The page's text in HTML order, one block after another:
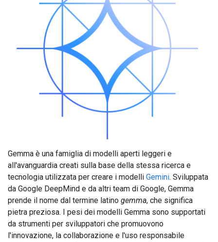
Gemma è una famiglia di modelli aperti leggeri e
all'avanguardia creati sulla base della stessa ricerca e
tecnologia utilizzata per creare i modelli Gemini. Sviluppata
da Google DeepMind e da altri team di Google, Gemma
prende il nome dal termine latino gemma, che significa
pietra preziosa. I pesi dei modelli Gemma sono supportati
da strumenti per sviluppatori che promuovono
l'innovazione, la collaborazione e l'uso responsabile